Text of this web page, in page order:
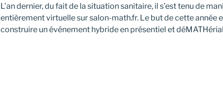
L’an dernier, du fait de la situation sanitaire, il s’est tenu de
entièrement virtuelle sur salon-math.fr. Le but de cette année
construire un événement hybride en présentiel et